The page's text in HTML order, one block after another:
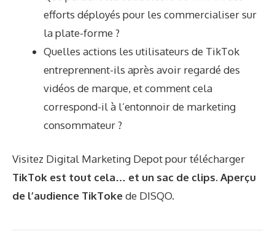
efforts déployés pour les commercialiser sur
la plate-forme ?
Quelles actions les utilisateurs de TikTok
entreprennent-ils après avoir regardé des
vidéos de marque, et comment cela
correspond-il à l’entonnoir de marketing
consommateur ?
Visitez Digital Marketing Depot pour télécharger
TikTok est tout cela… et un sac de clips. Aperçu
de l’audience TikTokede DISQO.